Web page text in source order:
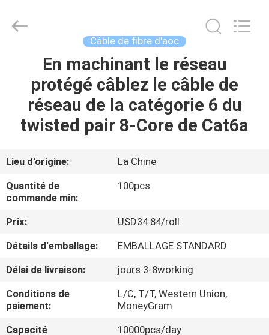
MAISON
PRODUITS
SUJET
DE
NOUS
VISITE
D'USINE
CONTRÔLE
WanyYi Telecom Tech Co.,Limited.
Câble de fibre d'aoc
En machinant le réseau
protégé câblez le câble de
réseau de la catégorie 6 du
twisted pair 8-Core de Cat6a
Lieu d'origine:
La Chine
Quantité de
commande min:
100pcs
Prix:
USD34.84/roll
Détails d'emballage:
EMBALLAGE STANDARD
Délai de livraison:
jours 3-8working
Conditions de
paiement:
L/C, T/T, Western Union,
MoneyGram
Capacité
10000pcs/day